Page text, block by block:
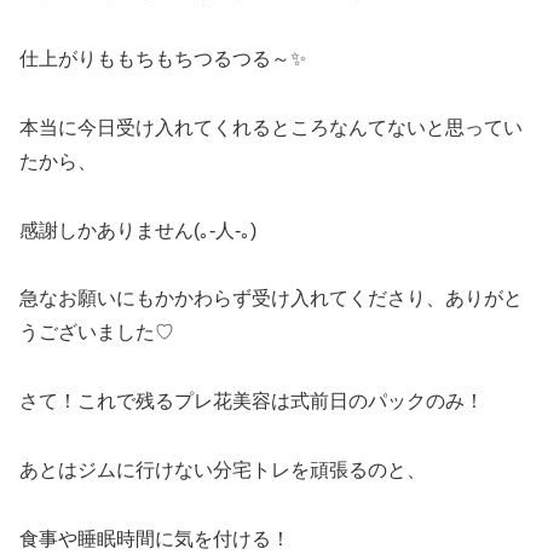
仕上がりももちもちつるつる～✨
本当に今日受け入れてくれるところなんてないと思ってい
たから、
感謝しかありません(｡-人-｡)
急なお願いにもかかわらず受け入れてくださり、ありがと
うございました♡
さて！これで残るプレ花美容は式前日のパックのみ！
あとはジムに行けない分宅トレを頑張るのと、
食事や睡眠時間に気を付ける！